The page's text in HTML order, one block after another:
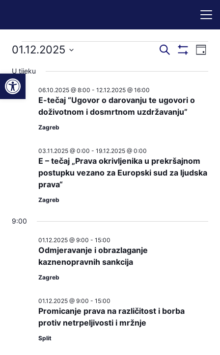
Događaji
for
01.12.2025
Događaji
pregleda
Pretraži Dan
01.12.2025
datum.
U tijeku
E-tečaj “Ugovor o darovanju te ugovori o
doživotnom i dosmrtnom uzdržavanju”
06.10.2025 @ 8:00 - 12.12.2025 @ 16:00
Zagreb
E – tečaj „Prava okrivljenika u prekršajnom
postupku vezano za Europski sud za ljudska
prava“
03.11.2025 @ 0:00 - 19.12.2025 @ 0:00
Zagreb
9:00
Odmjeravanje i obrazlaganje
kaznenopravnih sankcija
01.12.2025 @ 9:00 - 15:00
Zagreb
Promicanje prava na različitost i borba
protiv netrpeljivosti i mržnje
01.12.2025 @ 9:00 - 15:00
Split
Open toolbar